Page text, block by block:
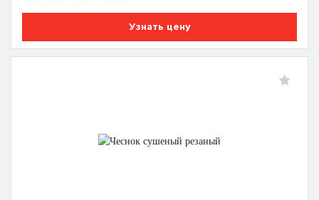
Узнать цену